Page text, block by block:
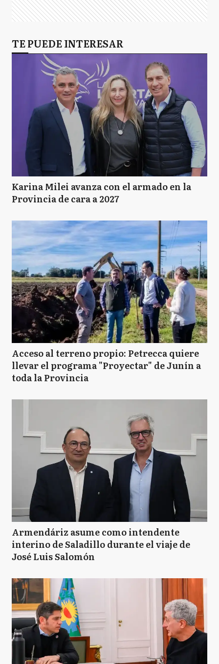
TE PUEDE INTERESAR
Karina Milei avanza con el armado en la
Provincia de cara a 2027
Acceso al terreno propio: Petrecca quiere
llevar el programa "Proyectar" de Junín a
toda la Provincia
Armendáriz asume como intendente
interino de Saladillo durante el viaje de
José Luis Salomón